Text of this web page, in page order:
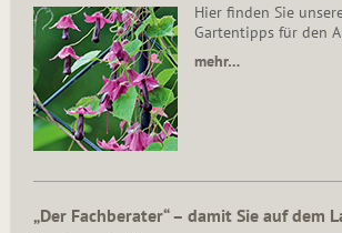
Hier finden Sie
Gartentipps für den
mehr…
„Der Fachberater“ – damit Sie auf dem